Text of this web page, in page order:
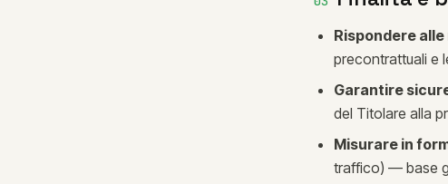
Rispondere
precontrattuali e
Garantire
del Titolare alla
Misurare in
traffico) — base